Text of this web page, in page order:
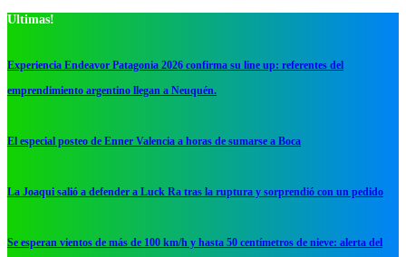
Ultimas!
Experiencia Endeavor Patagonia 2026 confirma su line up: referentes del
emprendimiento argentino llegan a Neuquén.
El especial posteo de Enner Valencia a horas de sumarse a Boca
La Joaqui salió a defender a Luck Ra tras la ruptura y sorprendió con un pedido
Se esperan vientos de más de 100 km/h y hasta 50 centímetros de nieve: alerta del